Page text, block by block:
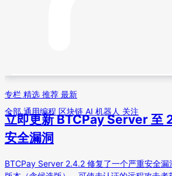
全部通用编程 区块链 AI 机器人 关注
专栏 精选 推荐 最新
立即更新 BTCPay Server 至
安全漏洞
BTCPay Server 2.4.2 修复了一个严重安全漏